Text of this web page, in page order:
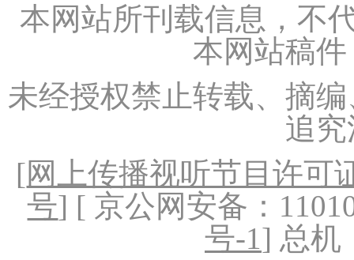
本网站所刊载信息，不
本网站稿
未经授权禁止转载、摘
追
[网上传播视听节目许可
号] [ 京公网安备：
号-1] 总机